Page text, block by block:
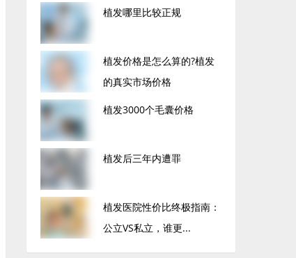
植发哪里比较正规
植发价格是怎么算的?植发
的真实市场价格
植发3000个毛囊价格
植发后三年内遭罪
植发医院性价比终极指南：
公立VS私立，谁更...